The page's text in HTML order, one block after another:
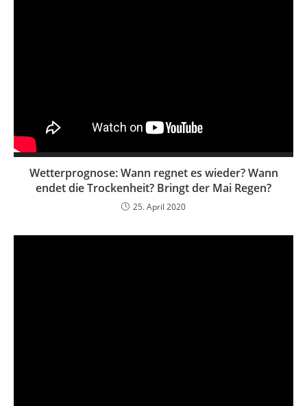
Wetterprognose: Wann regnet es wieder? Wann
endet die Trockenheit? Bringt der Mai Regen?
25. April 2020